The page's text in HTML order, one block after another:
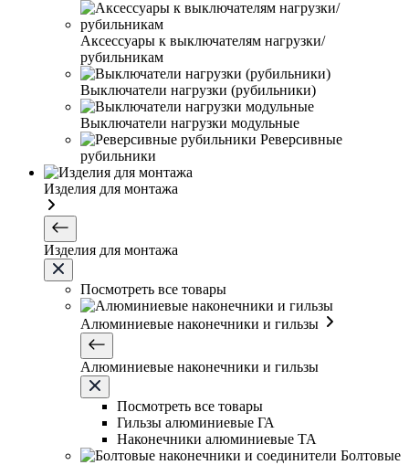
Аксессуары к выключателям нагрузки/
рубильникам
Выключатели нагрузки (рубильники)
Выключатели нагрузки модульные
Реверсивные
рубильники
Изделия для монтажа
Изделия для монтажа
Посмотреть все товары
Алюминиевые наконечники и гильзы
Алюминиевые наконечники и гильзы
Посмотреть все товары
Гильзы алюминиевые ГА
Наконечники алюминиевые ТА
Болтовые